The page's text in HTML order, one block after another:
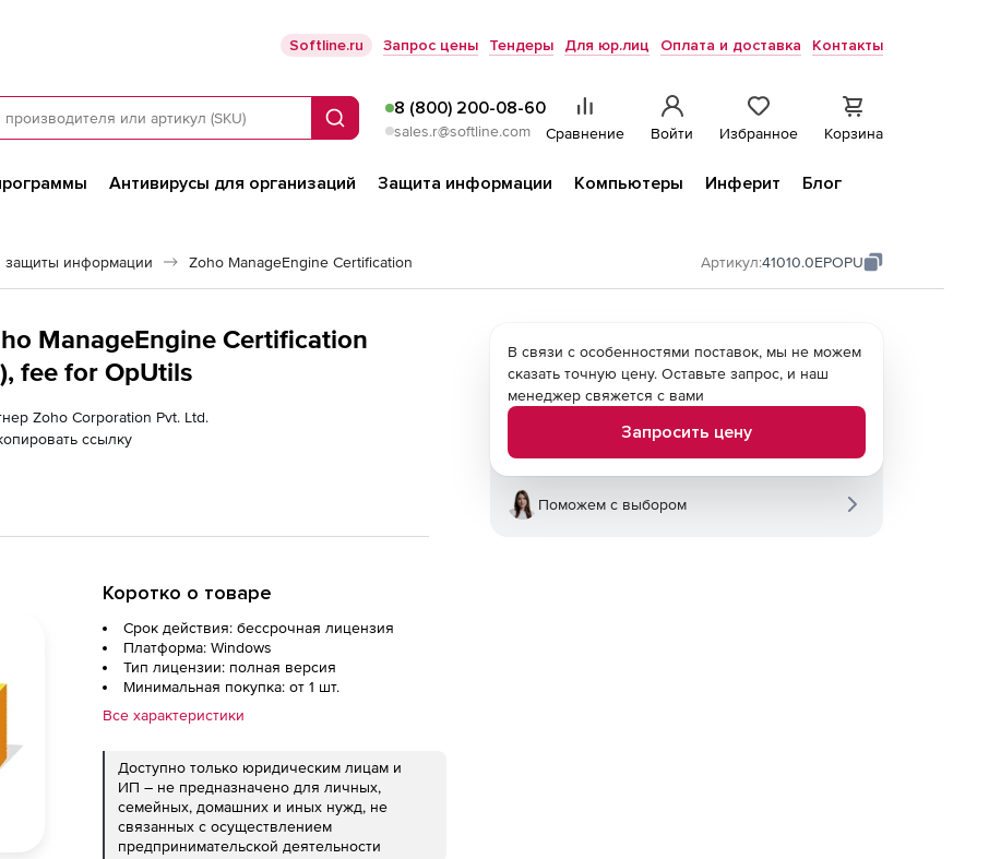
Softline.ru Запрос цены Тендеры Для юр.лиц Оплата и доставка Контакты
Поиск
8 (800) 200-08-60
sales.r@softline.com Сравнение Войти Избранное Корзина
Антивирусы для организаций Защита информации Компьютеры Инферит
Блог
информации Zoho ManageEngine Certification Артикул:41010.0EPOPU
ManageEngine Certification
fee for OpUtils
Zoho Corporation Pvt. Ltd.
ссылку
Коротко о товаре
Срок действия: бессрочная лицензия
Платформа: Windows
Тип лицензии: полная версия
Минимальная покупка: от 1 шт.
Все характеристики
Доступно только юридическим лицам и
ИП – не предназначено для личных,
семейных, домашних и иных нужд, не
связанных с осуществлением
предпринимательской деятельности
В связи с особенностями поставок, мы не можем
сказать точную цену. Оставьте запрос, и наш
менеджер свяжется с вами
Запросить цену
Поможем с выбором